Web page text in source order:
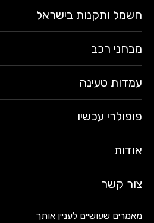
חשמל ותקנות בישראל
מבחני רכב
עמדות טעינה
פופולרי עכשיו
אודות
צור קשר
מאמרים שעושיים לעניין אותך